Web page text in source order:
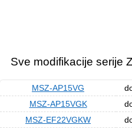
Sve modifikacije serije
MSZ-AP15VG
MSZ-AP15VGK
MSZ-EF22VGKW